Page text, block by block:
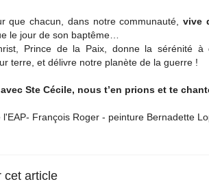
que chacun, dans notre communauté,vive
le jour de son baptême…
Prince de la Paix, donne la sérénité à
terre, et délivre notre planète de la guerre !
Ste Cécile, nous t’en prions et te
l'EAP- François Roger - peinture Bernadette
cet article